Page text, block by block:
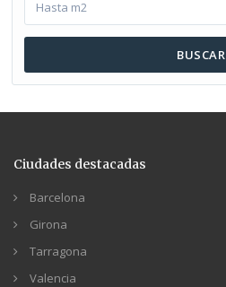
BUSCAR
Ciudades destacadas
Barcelona
Girona
Tarragona
Valencia